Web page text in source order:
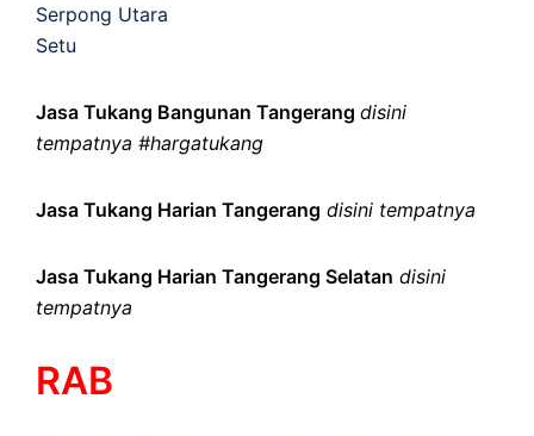
Serpong Utara
Setu
Jasa Tukang Bangunan Tangerang disini
tempatnya #hargatukang
Jasa Tukang Harian Tangerang disini tempatnya
Jasa Tukang Harian Tangerang Selatan disini
tempatnya
RAB